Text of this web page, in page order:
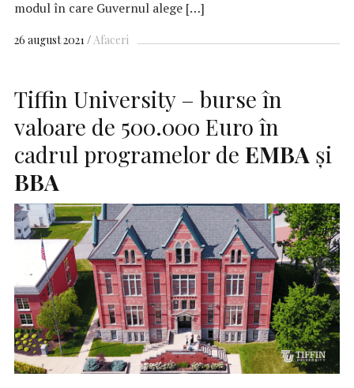
modul în care Guvernul alege […]
26 august 2021 Afaceri
Tiffin University – burse în
valoare de 500.000 Euro în
cadrul programelor de EMBA și
BBA